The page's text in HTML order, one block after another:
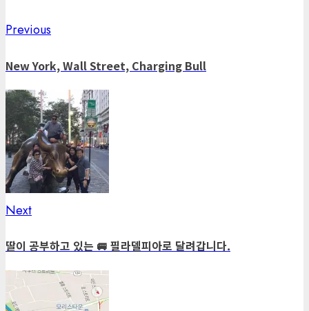
Post
navigation
Previous
New York, Wall Street, Charging Bull
NextNext
딸이 공부하고 있는 🚐 필라델피아로 달려갑니다.